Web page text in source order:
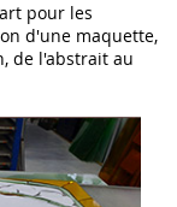
pour les
d'une maquette,
de l'abstrait au